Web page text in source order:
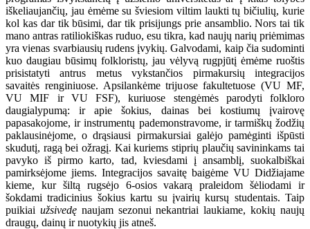
iškeliaujančių, jau ėmėme su šviesiom viltim laukti tų bičiulių, kurie
kol kas dar tik būsimi, dar tik prisijungs prie ansamblio. Nors tai tik
mano antras ratiliokiškas ruduo, esu tikra, kad naujų narių priėmimas
yra vienas svarbiausių rudens įvykių. Galvodami, kaip čia sudominti
kuo daugiau būsimų folkloristų, jau vėlyvą rugpjūtį ėmėme ruoštis
prisistatyti antrus metus vykstančios pirmakursių integracijos
savaitės renginiuose. Apsilankėme trijuose fakultetuose (VU MF,
VU MIF ir VU FSF), kuriuose stengėmės parodyti folkloro
daugialypumą: ir apie šokius, dainas bei kostiumų įvairovę
papasakojome, ir instrumentų pademonstravome, ir tarmiškų žodžių
paklausinėjome, o drąsiausi pirmakursiai galėjo pamėginti išpūsti
skudutį, ragą bei ožragį. Kai kuriems stiprių plaučių savininkams tai
pavyko iš pirmo karto, tad, kviesdami į ansamblį, suokalbiškai
pamirksėjome jiems. Integracijos savaitę baigėme VU Didžiajame
kieme, kur šiltą rugsėjo 6-osios vakarą praleidom šėliodami ir
šokdami tradicinius šokius kartu su įvairių kursų studentais. Taip
puikiai užsivedę naujam sezonui nekantriai laukiame, kokių naujų
draugų, dainų ir nuotykių jis atneš.